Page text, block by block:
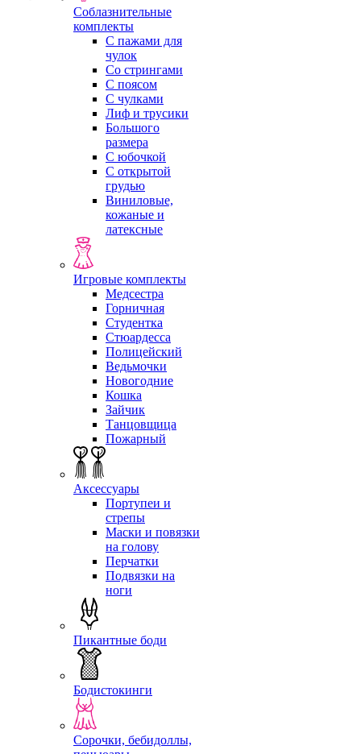
Соблазнительные
комплекты
С пажами для
чулок
Со стрингами
С поясом
С чулками
Лиф и трусики
Большого
размера
С юбочкой
С открытой
грудью
Виниловые,
кожаные и
латексные
Игровые комплекты
Медсестра
Горничная
Студентка
Стюардесса
Полицейский
Ведьмочки
Новогодние
Кошка
Зайчик
Танцовщица
Пожарный
Аксессуары
Портупеи и
стрепы
Маски и повязки
на голову
Перчатки
Подвязки на
ноги
Пикантные боди
Бодистокинги
Сорочки, бебидоллы,